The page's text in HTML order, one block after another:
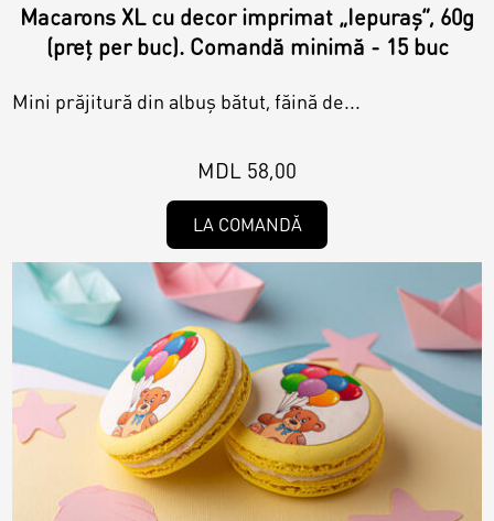
Macarons XL cu decor imprimat „Iepuraș”, 60g
(preț per buc). Comandă minimă - 15 buc
Mini prăjitură din albuș bătut, făină de...
MDL 58,00
LA COMANDĂ